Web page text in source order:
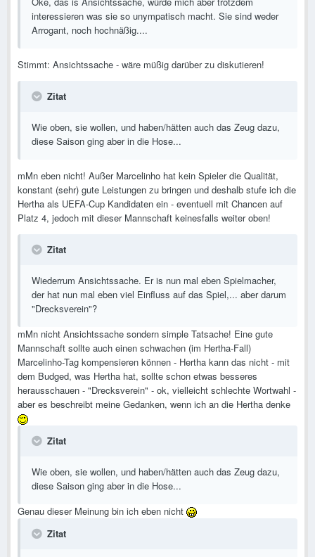
interessieren was sie so unympatisch macht. Sie sind weder
Arrogant, noch hochnäßig....
Stimmt: Ansichtssache - wäre müßig darüber zu diskutieren!
Zitat
Wie oben, sie wollen, und haben/hätten auch das Zeug dazu,
diese Saison ging aber in die Hose...
mMn eben nicht! Außer Marcelinho hat kein Spieler die Qualität,
konstant (sehr) gute Leistungen zu bringen und deshalb stufe ich die
Hertha als UEFA-Cup Kandidaten ein - eventuell mit Chancen auf
Platz 4, jedoch mit dieser Mannschaft keinesfalls weiter oben!
Zitat
Wiederrum Ansichtssache. Er is nun mal eben Spielmacher,
der hat nun mal eben viel Einfluss auf das Spiel,... aber darum
"Drecksverein"?
mMn nicht Ansichtssache sondern simple Tatsache! Eine gute
Mannschaft sollte auch einen schwachen (im Hertha-Fall)
Marcelinho-Tag kompensieren können - Hertha kann das nicht - mit
dem Budged, was Hertha hat, sollte schon etwas besseres
herausschauen - "Drecksverein" - ok, vielleicht schlechte Wortwahl -
aber es beschreibt meine Gedanken, wenn ich an die Hertha denke
Zitat
Wie oben, sie wollen, und haben/hätten auch das Zeug dazu,
diese Saison ging aber in die Hose...
Genau dieser Meinung bin ich eben nicht
Zitat